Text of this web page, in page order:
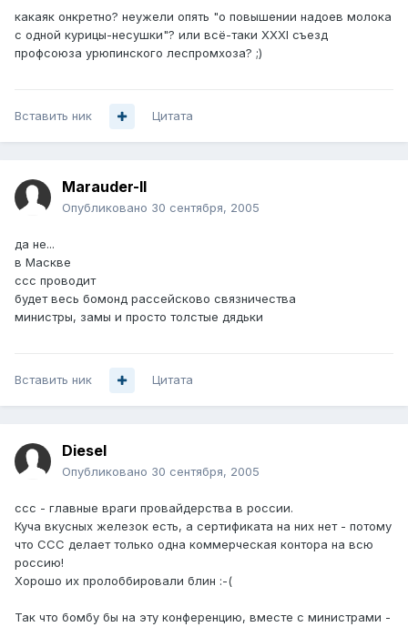
какаяк онкретно? неужели опять "о повышении надоев молока
с одной курицы-несушки"? или всё-таки XXXI съезд
профсоюза урюпинского леспромхоза? ;)
Вставить ник Цитата
Marauder-II
Опубликовано 30 сентября, 2005
да не...
в Маскве
ссс проводит
будет весь бомонд рассейсково связничества
министры, замы и просто толстые дядьки
Вставить ник Цитата
Diesel
Опубликовано 30 сентября, 2005
ссс - главные враги провайдерства в россии.
Куча вкусных железок есть, а сертификата на них нет - потому
что ССС делает только одна коммерческая контора на всю
россию!
Хорошо их пролоббировали блин :-(
Так что бомбу бы на эту конференцию, вместе с министрами -